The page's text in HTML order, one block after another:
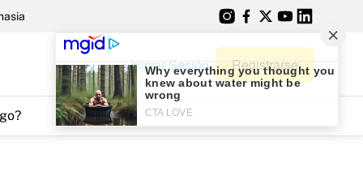
Iniciar Sesión Registrarse